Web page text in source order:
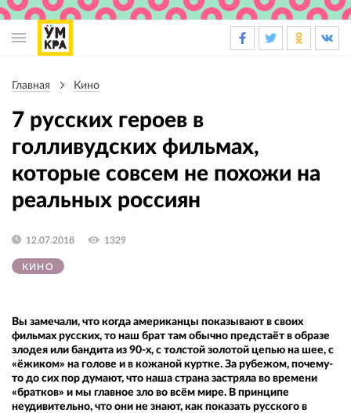
навигации
Главная Кино
7 русских героев в
голливудских фильмах,
которые совсем не похожи на
реальных россиян
КИНО
12.07.2018 1329
Вы замечали, что когда американцы показывают в своих
фильмах русских, то наш брат там обычно предстаёт в образе
злодея или бандита из 90-х, с толстой золотой цепью на шее, с
«ёжиком» на голове и в кожаной куртке. За рубежом, почему-
то до сих пор думают, что наша страна застряла во времени
«братков» и мы главное зло во всём мире. В принципе
неудивительно, что они не знают, как показать русского в